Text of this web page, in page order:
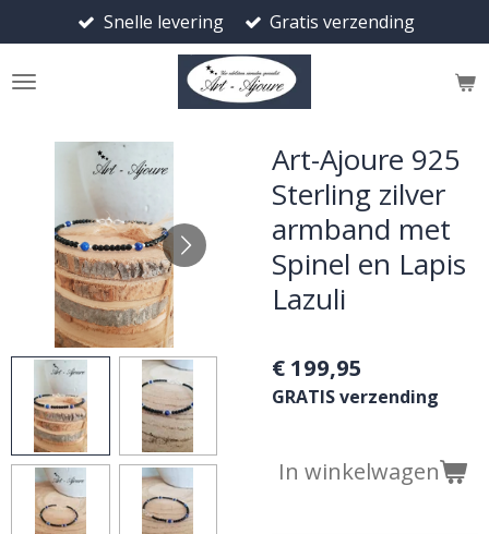
direct
naar
Snelle levering Gratis verzending
Art-Ajoure 925
Sterling zilver
armband met
Spinel en Lapis
Lazuli
€ 199,95
GRATIS verzending
In winkelwagen